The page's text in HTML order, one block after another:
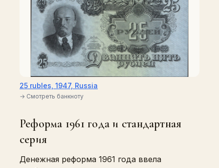
25 rubles, 1947, Russia
→ Смотреть банкноту
Реформа 1961 года и стандартная
серия
Денежная реформа 1961 года ввела